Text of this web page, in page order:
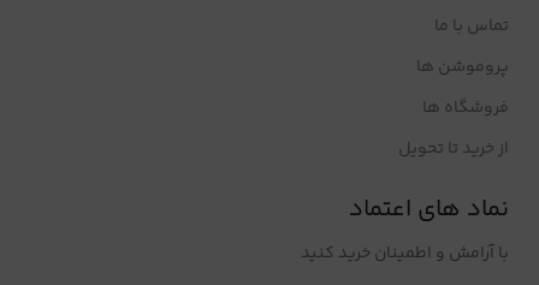
تماس با ما
پروموشن ها
فروشگاه ها
از خرید تا تحویل
نماد های اعتماد
با آرامش و اطمینان خرید کنید